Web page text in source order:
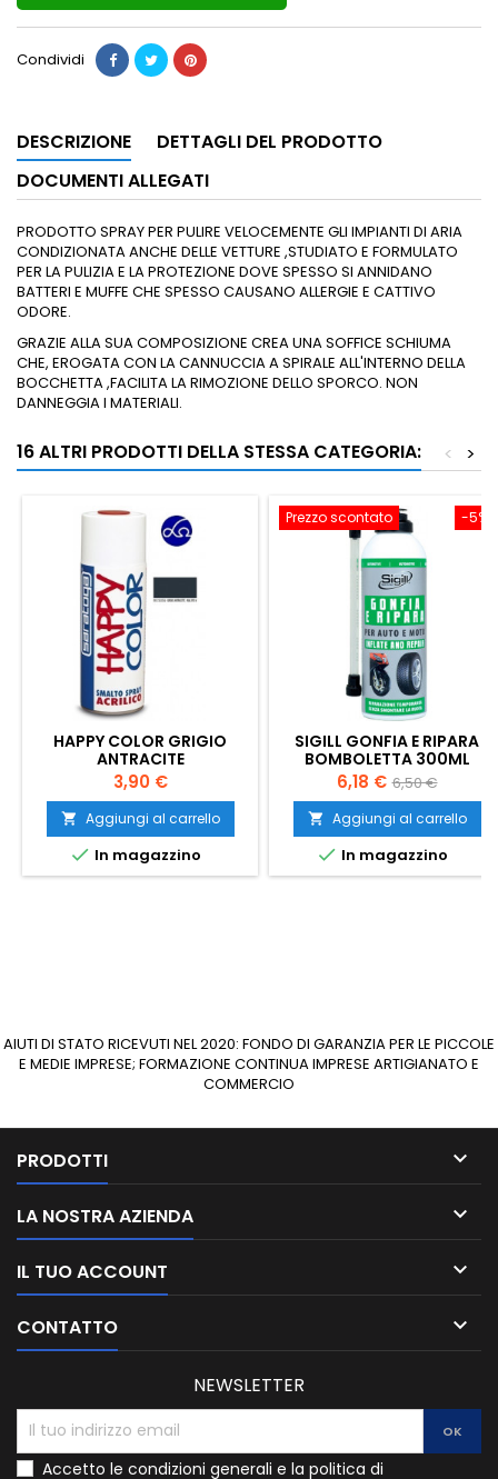
Condividi
DESCRIZIONE
DETTAGLI DEL PRODOTTO
DOCUMENTI ALLEGATI
PRODOTTO SPRAY PER PULIRE VELOCEMENTE GLI IMPIANTI DI ARIA
CONDIZIONATA ANCHE DELLE VETTURE ,STUDIATO E FORMULATO
PER LA PULIZIA E LA PROTEZIONE DOVE SPESSO SI ANNIDANO
BATTERI E MUFFE CHE SPESSO CAUSANO ALLERGIE E CATTIVO
ODORE.
GRAZIE ALLA SUA COMPOSIZIONE CREA UNA SOFFICE SCHIUMA
CHE, EROGATA CON LA CANNUCCIA A SPIRALE ALL'INTERNO DELLA
BOCCHETTA ,FACILITA LA RIMOZIONE DELLO SPORCO. NON
DANNEGGIA I MATERIALI.
16 ALTRI PRODOTTI DELLA STESSA CATEGORIA: >
<
HAPPY COLOR GRIGIO
ANTRACITE
Prezzo
3,90 €
 Aggiungi al carrello
 In magazzino
-5%
Prezzo scontato
SIGILL GONFIA E RIPARA
BOMBOLETTA 300ML
Prezzo
6,18 € Prezzo
base
6,50 €
 Aggiungi al carrello
 In magazzino
AIUTI DI STATO RICEVUTI NEL 2020: FONDO DI GARANZIA PER LE PICCOLE
E MEDIE IMPRESE; FORMAZIONE CONTINUA IMPRESE ARTIGIANATO E
COMMERCIO
PRODOTTI 
LA NOSTRA AZIENDA 
IL TUO ACCOUNT 
CONTATTO 
NEWSLETTER
Accetto le condizioni generali e la politica di